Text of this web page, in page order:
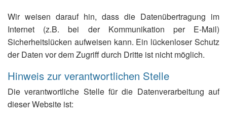
Wir weisen darauf hin, dass die Datenübertragung im
Internet (z.B. bei der Kommunikation per E-Mail)
Sicherheitslücken aufweisen kann. Ein lückenloser Schutz
der Daten vor dem Zugriff durch Dritte ist nicht möglich.
Hinweis zur verantwortlichen Stelle
Die verantwortliche Stelle für die Datenverarbeitung auf
dieser Website ist: